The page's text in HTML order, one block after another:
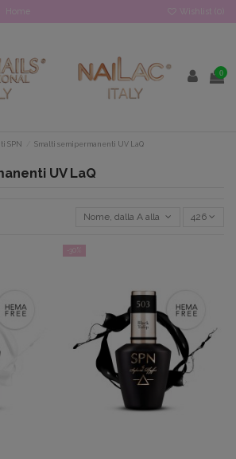
Home Wishlist (
0
SPN Smalti semipermanenti UV LaQ
UV LaQ
Nome, dalla A alla Z 426
-30%